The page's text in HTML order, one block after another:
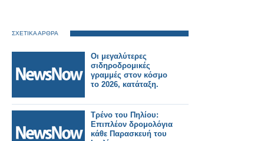
ΣΧΕΤΙΚΑ ΑΡΘΡΑ
Οι μεγαλύτερες
σιδηροδρομικές
γραμμές στον κόσμο
το 2026, κατάταξη.
Τρένο του Πηλίου:
Επιπλέον δρομολόγια
κάθε Παρασκευή του